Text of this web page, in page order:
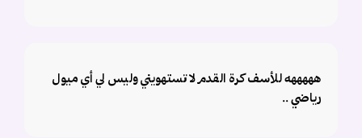
هههههه للأسف كرة القدم لا تستهويني وليس لي أي ميول
رياضي ..